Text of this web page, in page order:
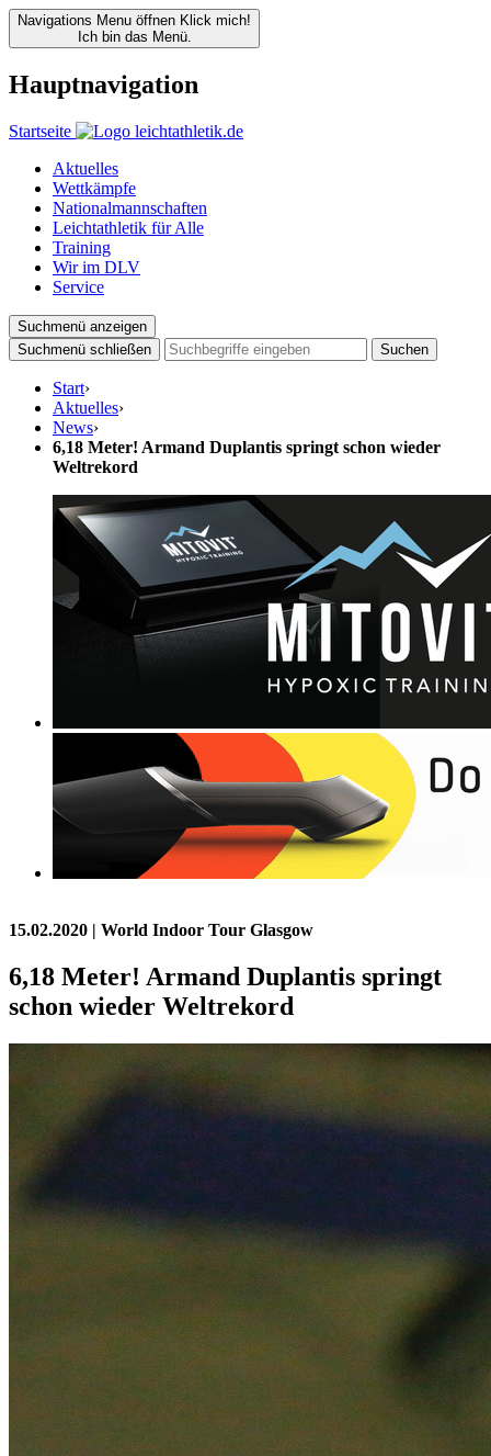
Navigations Menu öffnen Klick mich!
Ich bin das Menü.
Hauptnavigation
Startseite
Aktuelles
Wettkämpfe
Nationalmannschaften
Leichtathletik für Alle
Training
Wir im DLV
Service
Suchmenü anzeigen
Suchmenü schließen
Suchen
Start›
Aktuelles›
News›
6,18 Meter! Armand Duplantis springt schon wieder
Weltrekord
15.02.2020 | World Indoor Tour Glasgow
6,18 Meter! Armand Duplantis springt
schon wieder Weltrekord